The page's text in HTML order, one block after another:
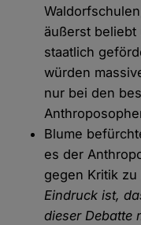
äußerst
staatlich
würden
nur bei den
Blume
es der
gegen Kritik zu
Eindruck ist,
dieser Debatte